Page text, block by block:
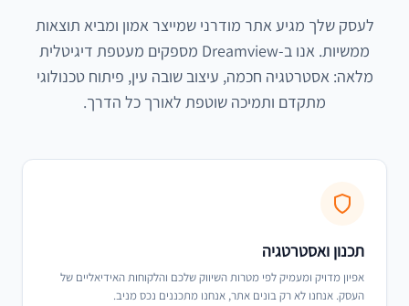
לעסק שלך מגיע אתר מודרני שמייצר אמון ומביא תוצאות
ממשיות. אנו ב-Dreamview מספקים מעטפת דיגיטלית
מלאה: אסטרטגיה חכמה, עיצוב שובה עין, פיתוח טכנולוגי
מתקדם ותמיכה שוטפת לאורך כל הדרך.
תכנון ואסטרטגיה
אפיון מדויק ומעמיק לפי מטרות השיווק שלכם והלקוחות האידיאליים של
העסק. אנחנו לא רק בונים אתר, אנחנו מתכננים נכס מניב.